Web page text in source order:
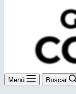
Menú Buscar